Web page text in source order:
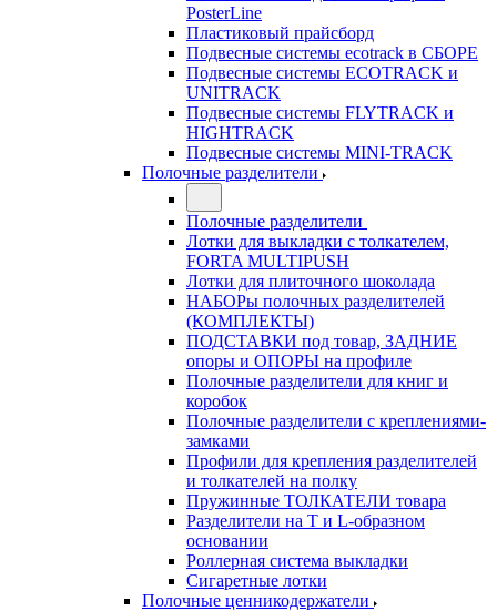
PosterLine
Пластиковый прайсборд
Подвесные системы ecotrack в СБОРЕ
Подвесные системы ECOTRACK и
UNITRACK
Подвесные системы FLYTRACK и
HIGHTRACK
Подвесные системы MINI-TRACK
Полочные разделители
Полочные разделители
Лотки для выкладки с толкателем,
FORTA MULTIPUSH
Лотки для плиточного шоколада
НАБОРы полочных разделителей
(КОМПЛЕКТЫ)
ПОДСТАВКИ под товар, ЗАДНИЕ
опоры и ОПОРЫ на профиле
Полочные разделители для книг и
коробок
Полочные разделители с креплениями-
замками
Профили для крепления разделителей
и толкателей на полку
Пружинные ТОЛКАТЕЛИ товара
Разделители на Т и L-образном
основании
Роллерная система выкладки
Сигаретные лотки
Полочные ценникодержатели